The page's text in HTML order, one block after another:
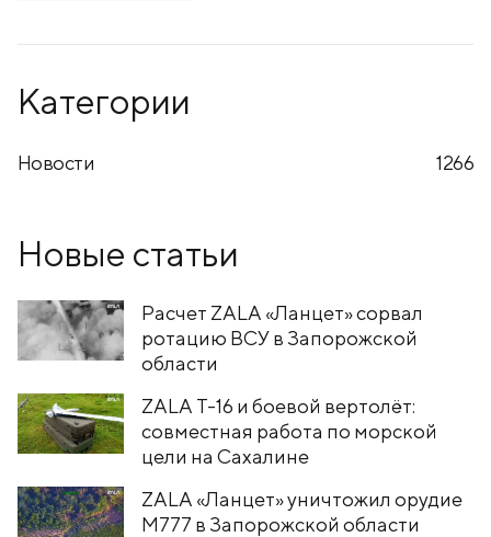
Категории
Новости 1266
Новые статьи
Расчет ZALA «Ланцет» сорвал
ротацию ВСУ в Запорожской
области
ZALA T-16 и боевой вертолёт:
совместная работа по морской
цели на Сахалине
ZALA «Ланцет» уничтожил орудие
M777 в Запорожской области